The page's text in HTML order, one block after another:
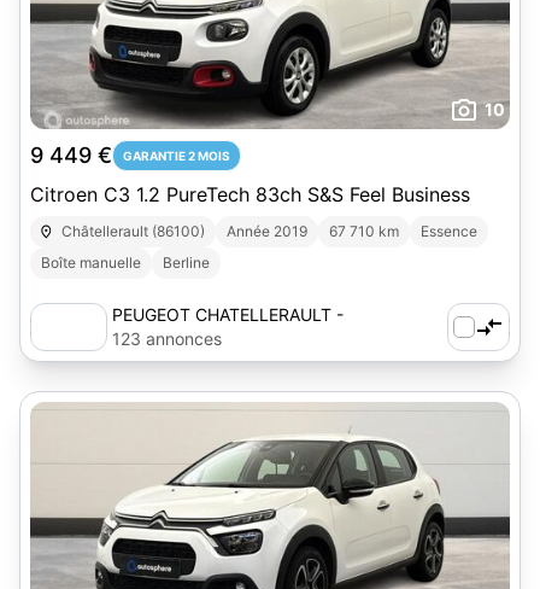
10
9 449 € GARANTIE 2 MOIS
Citroen C3 1.2 PureTech 83ch S&S Feel Business
Châtellerault (86100) Année 2019 67 710 km
Essence
Boîte manuelle
Berline
PEUGEOT CHATELLERAULT -
AUTOSPHERE
123 annonces